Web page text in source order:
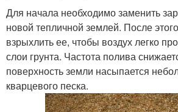
Для начала необходимо заменить
новой тепличной землей. После
взрыхлить ее, чтобы воздух легко
слои грунта. Частота полива
поверхность земли насыпается
кварцевого песка.